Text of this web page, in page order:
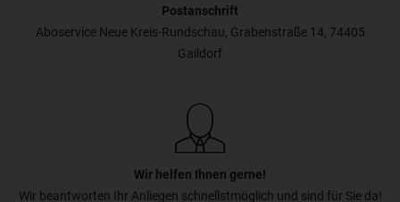
Postanschrift
Aboservice Neue Kreis-Rundschau, Grabenstraße 14, 74405
Gaildorf
Wir helfen Ihnen gerne!
Wir beantworten Ihr Anliegen schnellstmöglich und sind für Sie da!